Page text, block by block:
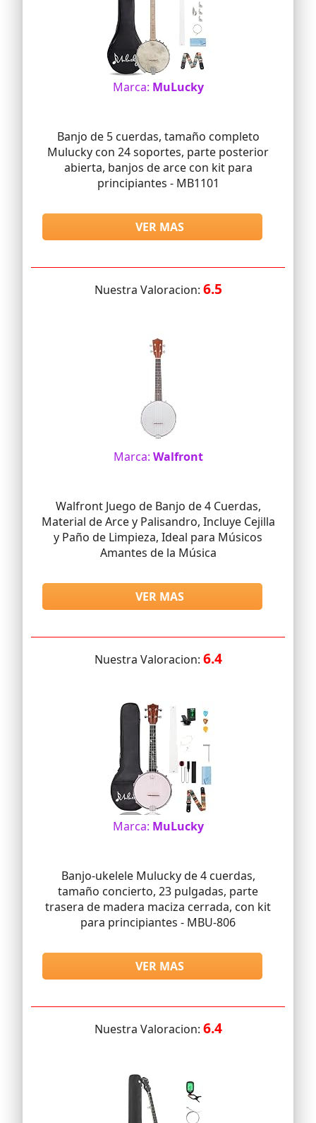
Marca: MuLucky
Banjo de 5 cuerdas, tamaño completo
Mulucky con 24 soportes, parte posterior
abierta, banjos de arce con kit para
principiantes - MB1101
VER MAS
Nuestra Valoracion: 6.5
Marca: Walfront
Walfront Juego de Banjo de 4 Cuerdas,
Material de Arce y Palisandro, Incluye Cejilla
y Paño de Limpieza, Ideal para Músicos
Amantes de la Música
VER MAS
Nuestra Valoracion: 6.4
Marca: MuLucky
Banjo-ukelele Mulucky de 4 cuerdas,
tamaño concierto, 23 pulgadas, parte
trasera de madera maciza cerrada, con kit
para principiantes - MBU-806
VER MAS
Nuestra Valoracion: 6.4